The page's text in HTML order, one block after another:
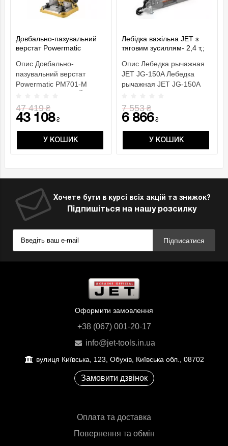
Довбально-пазувальний
верстат Powermatic
Опис Довбально-
пазувальний верстат
Powermatic PM701-M
механізм по..
47 419₴
43 108₴
У КОШИК
Лебідка важільна JET з
тяговим зусиллям- 2,4 т,;
габар. розм.- 545х 260х
90мм
Опис Лебедка рычажная
JET JG-150A Лебедка
рычажная JET JG-150A
мощн..
7 553₴
6 866₴
У КОШИК
Хочете бути в курсі всіх акцій та знижок?
Підпишіться на нашу розсилку
Підписатися
Оформити замовлення
+38 (067) 001-20-17
info@jet-tools.in.ua
вулиця Київська, 123, Обухів, Київська обл., 08702
Замовити дзвінок
Оплата та доставка
Повернення та обмін